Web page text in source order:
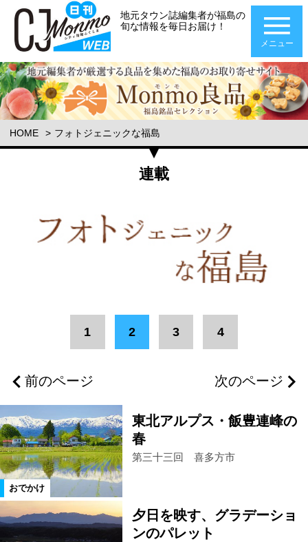
地元タウン誌編集者が福島の
旬な情報を毎日お届け！
メニュー
HOME フォトジェニックな福島
連載
前のページ
1 2 3 4
次のページ
おでかけ
東北アルプス・飯豊連峰の
春
第三十三回 喜多方市
夕日を映す、グラデーショ
ンのパレット